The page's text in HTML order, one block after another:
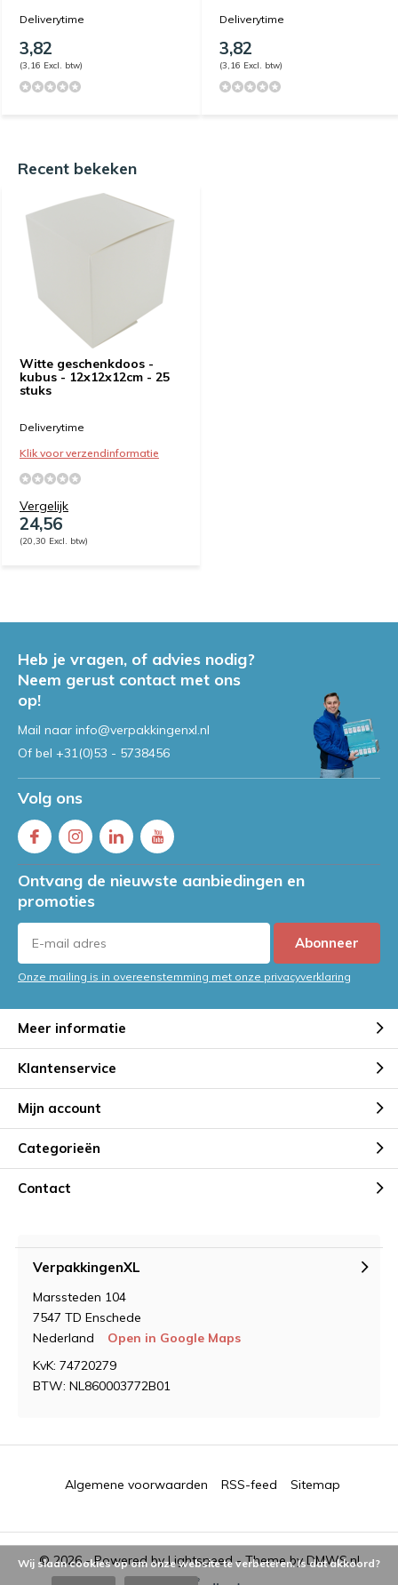
Deliverytime
3,82
(3,16 Excl. btw)
Deliverytime
3,82
(3,16 Excl. btw)
Recent bekeken
Witte geschenkdoos -
kubus - 12x12x12cm - 25
stuks
Deliverytime
Klik voor verzendinformatie
Vergelijk
24,56
(20,30 Excl. btw)
Heb je vragen, of advies nodig?
Neem gerust contact met ons
op!
Mail naar info@verpakkingenxl.nl
Of bel +31(0)53 - 5738456
Volg ons
Ontvang de nieuwste aanbiedingen en
promoties
Abonneer
Onze mailing is in overeenstemming met onze privacyverklaring
Meer informatie
Klantenservice
Mijn account
Categorieën
Contact
VerpakkingenXL
Marssteden 104
7547 TD Enschede
Nederland
Open in Google Maps
KvK: 74720279
BTW: NL860003772B01
© 2026 - Powered byLightspeed- Theme byDMWS.nl
Algemene voorwaarden RSS-feed Sitemap
Wij slaan cookies op om onze website te verbeteren. Is dat akkoord?